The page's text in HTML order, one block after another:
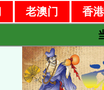
老澳门
香